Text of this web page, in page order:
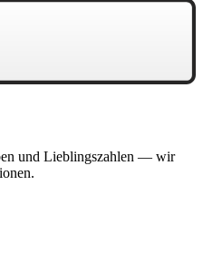
und Lieblingszahlen — wir